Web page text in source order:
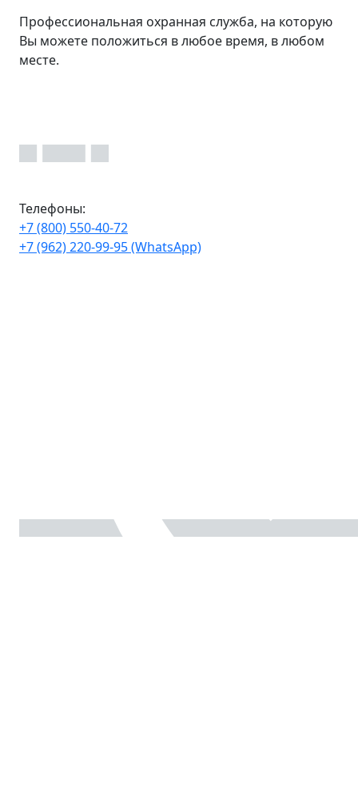
Профессиональная охранная служба, на которую
Вы можете положиться в любое время, в любом
месте.
Телефоны:
+7 (800) 550-40-72
+7 (962) 220-99-95 (WhatsApp)